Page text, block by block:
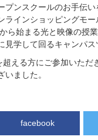
プンスクールのお手伝い
ラインショッピングモ
ら始まる光と映像の授
見学して回るキャンパ
える方にご参加いただ
ました。
facebook